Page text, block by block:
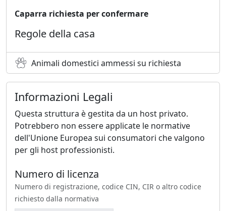
Caparra richiesta per confermare
Regole della casa
Animali domestici ammessi su richiesta
Informazioni Legali
Questa struttura è gestita da un host privato.
Potrebbero non essere applicate le normative
dell'Unione Europea sui consumatori che valgono
per gli host professionisti.
Numero di licenza
Numero di registrazione, codice CIN, CIR o altro codice
richiesto dalla normativa